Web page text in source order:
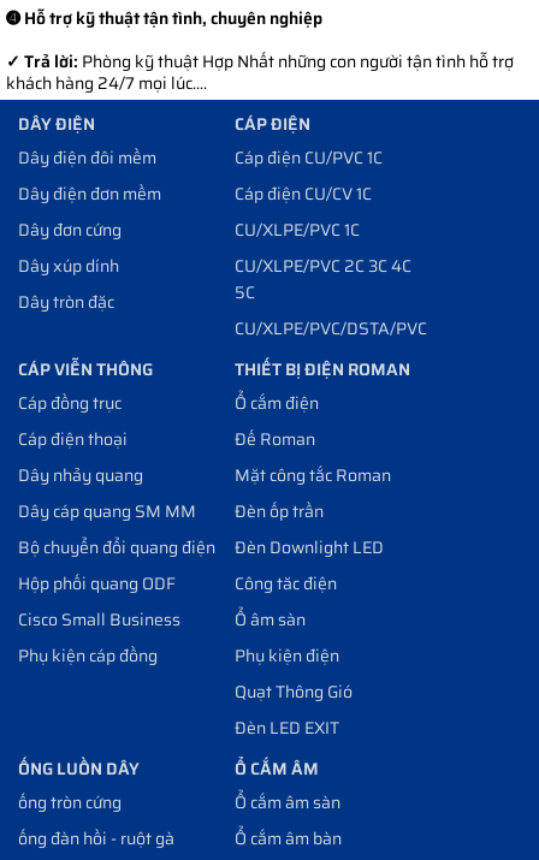
➍ Hỗ trợ kỹ thuật tận tình, chuyên nghiệp
✓ Trả lời: Phòng kỹ thuật Hợp Nhất những con người tận tình hỗ trợ
khách hàng 24/7 mọi lúc....
DÂY ĐIỆN
Dây điện đôi mềm
Dây điện đơn mềm
Dây đơn cứng
Dây xúp dính
Dây tròn đặc
CÁP ĐIỆN
Cáp điện CU/PVC 1C
Cáp điện CU/CV 1C
CU/XLPE/PVC 1C
CU/XLPE/PVC 2C 3C 4C
5C
CU/XLPE/PVC/DSTA/PVC
CÁP VIỄN THÔNG
Cáp đồng trục
Cáp điện thoại
Dây nhảy quang
Dây cáp quang SM MM
Bộ chuyển đổi quang điện
Hộp phối quang ODF
Cisco Small Business
Phụ kiện cáp đồng
THIẾT BỊ ĐIỆN ROMAN
Ổ cắm điện
Đế Roman
Mặt công tắc Roman
Đèn ốp trần
Đèn Downlight LED
Công tăc điện
Ổ âm sàn
Phụ kiện điện
Quạt Thông Gió
Đèn LED EXIT
ỐNG LUỒN DÂY
ống tròn cứng
ống đàn hồi - ruột gà
Ổ CẮM ÂM
Ổ cắm âm sàn
Ổ cắm âm bàn